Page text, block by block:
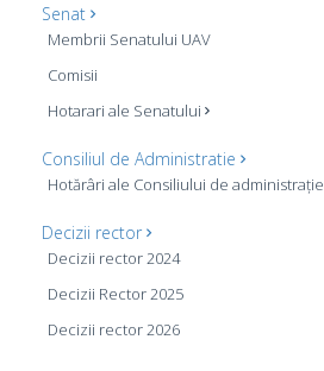
Senat
Membrii Senatului UAV
Comisii
Hotarari ale Senatului
Consiliul de Administratie
Hotărâri ale Consiliului de administrație
Decizii rector
Decizii rector 2024
Decizii Rector 2025
Decizii rector 2026